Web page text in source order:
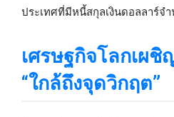
ประเทศที่มีหนี้สกุลเงินดอลลาร์จ
เศรษฐกิจโลกเผชิ
“ใกล้ถึงจุดวิกฤต”